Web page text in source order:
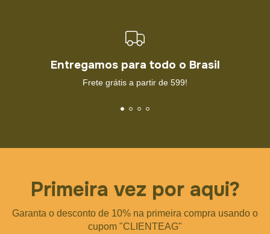
Entregamos para todo o Brasil
Frete grátis a partir de 599!
Primeira vez por aqui?
Garanta o desconto de 10% na primeira compra usando o
cupom "CLIENTEAG"